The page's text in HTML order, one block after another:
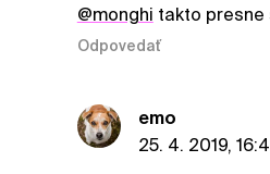
@monghi takto presne
Odpovedať
emo
25. 4. 2019,